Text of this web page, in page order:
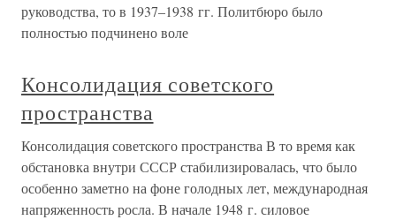
руководства, то в 1937–1938 гг. Политбюро было
полностью подчинено воле
Консолидация советского
пространства
Консолидация советского пространства В то время как
обстановка внутри СССР стабилизировалась, что было
особенно заметно на фоне голодных лет, международная
напряженность росла. В начале 1948 г. силовое